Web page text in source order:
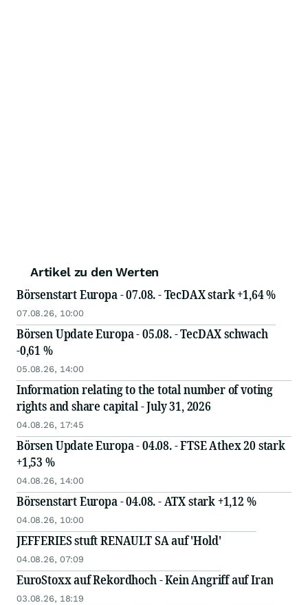
Artikel zu den Werten
Börsenstart Europa - 07.08. - TecDAX stark +1,64 %
07.08.26, 10:00
Börsen Update Europa - 05.08. - TecDAX schwach
-0,61 %
05.08.26, 14:00
Information relating to the total number of voting
rights and share capital - July 31, 2026
04.08.26, 17:45
Börsen Update Europa - 04.08. - FTSE Athex 20 stark
+1,53 %
04.08.26, 14:00
Börsenstart Europa - 04.08. - ATX stark +1,12 %
04.08.26, 10:00
JEFFERIES stuft RENAULT SA auf 'Hold'
04.08.26, 07:09
EuroStoxx auf Rekordhoch - Kein Angriff auf Iran
03.08.26, 18:19